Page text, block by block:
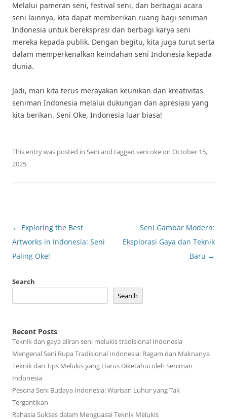
Melalui pameran seni, festival seni, dan berbagai acara
seni lainnya, kita dapat memberikan ruang bagi seniman
Indonesia untuk berekspresi dan berbagi karya seni
mereka kepada publik. Dengan begitu, kita juga turut serta
dalam memperkenalkan keindahan seni Indonesia kepada
dunia.
Jadi, mari kita terus merayakan keunikan dan kreativitas
seniman Indonesia melalui dukungan dan apresiasi yang
kita berikan. Seni Oke, Indonesia luar biasa!
This entry was posted in Seniand tagged seni okeon October 15,
2025.
Post
navigation
← Exploring the Best
Artworks in Indonesia: Seni
Paling Oke!
Seni Gambar Modern:
Eksplorasi Gaya dan Teknik
Baru →
Search
Search
Recent Posts
Teknik dan gaya aliran seni melukis tradisional Indonesia
Mengenal Seni Rupa Tradisional Indonesia: Ragam dan Maknanya
Teknik dan Tips Melukis yang Harus Diketahui oleh Seniman
Indonesia
Pesona Seni Budaya Indonesia: Warisan Luhur yang Tak
Tergantikan
Rahasia Sukses dalam Menguasai Teknik Melukis